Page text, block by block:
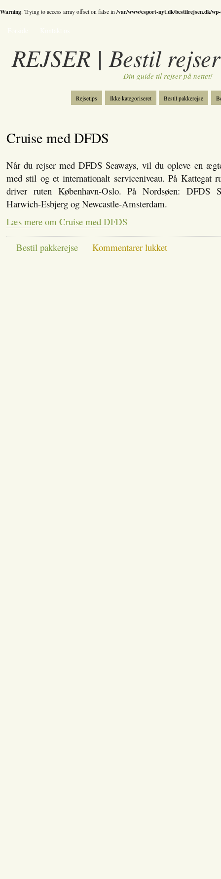
Warning: Trying to access array offset on false in/var/www/esport-nyt.dk/bestilrejsen.dk/
REJSER | Bestil
Din guide til rejser på nettet!
Rejsetips Ikke kategoriseret Bestil pakkerejse
Cruise med DFDS
Når du rejser med DFDS Seaways, vil du opleve en
med stil og et internationalt serviceniveau. På Kattegat
driver ruten København-Oslo. På Nordsøen: DFDS
Harwich-Esbjerg og Newcastle-Amsterdam.
Læs mere om Cruise med DFDS
Bestil pakkerejse Kommentarer lukkettil
Cruise